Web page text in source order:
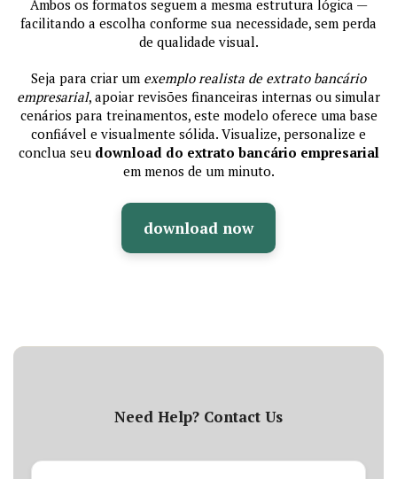
Ambos os formatos seguem a mesma estrutura lógica —
facilitando a escolha conforme sua necessidade, sem perda
de qualidade visual.
Seja para criar um exemplo realista de extrato bancário
empresarial, apoiar revisões financeiras internas ou simular
cenários para treinamentos, este modelo oferece uma base
confiável e visualmente sólida. Visualize, personalize e
conclua seu download do extrato bancário empresarial
em menos de um minuto.
download now
Need Help? Contact Us